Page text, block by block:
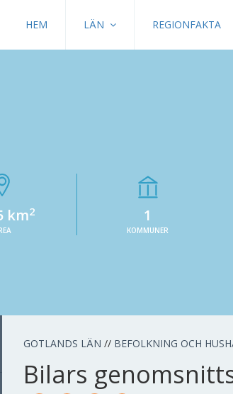
HEM LÄN REGIONFAKTA
km2 1
KOMMUNER
GOTLANDS LÄN // BEFOLKNING OCH
Bilars